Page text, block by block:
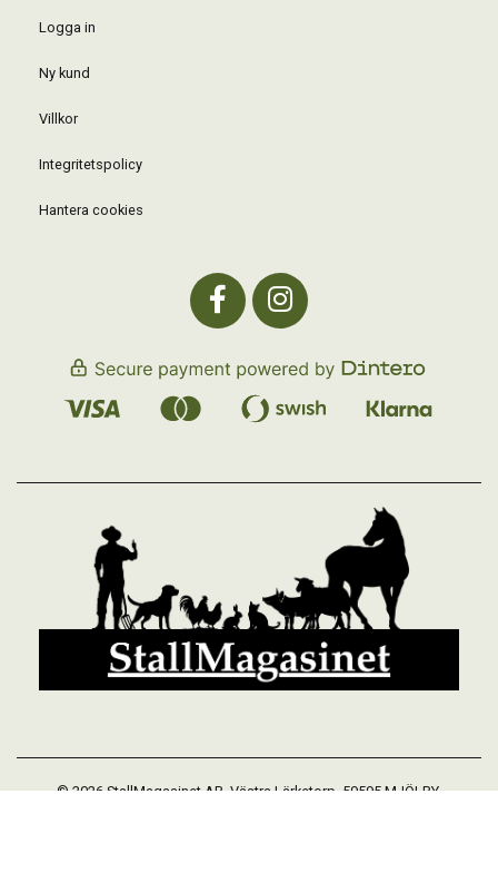
Logga in
Ny kund
Villkor
Integritetspolicy
Hantera cookies
© 2026 StallMagasinet AB, Västra Lärketorp, 59595 MJÖLBY,